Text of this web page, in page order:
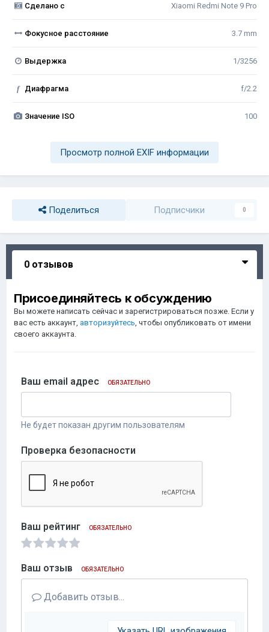
Сделано с Xiaomi Redmi Note 9 Pro
Фокусное расстояние 3.7 mm
Выдержка 1/3256
f Диафрагма f/2.2
Значение ISO 100
Просмотр полной EXIF информации
Поделиться Подписчики 0
0 отзывов
Присоединяйтесь к обсуждению
Вы можете написать сейчас и зарегистрироваться позже. Если у
вас есть аккаунт, авторизуйтесь , чтобы опубликовать от имени
своего аккаунта.
Ваш email адрес ОБЯЗАТЕЛЬНО
Не будет показан другим пользователям
Проверка безопасности
Ваш рейтинг ОБЯЗАТЕЛЬНО
Ваш отзыв ОБЯЗАТЕЛЬНО
Добавить отзыв...